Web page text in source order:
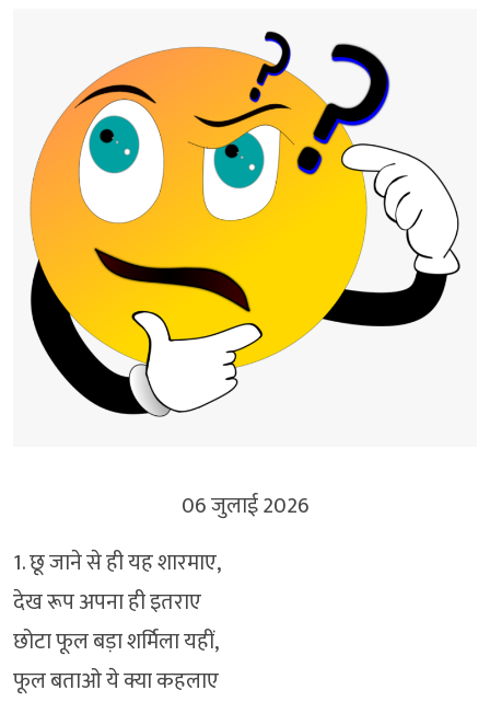
06 जुलाई 2026
1. छू जाने से ही यह शारमाए,
देख रूप अपना ही इतराए
छोटा फूल बड़ा शर्मिला यहीं,
फूल बताओ ये क्या कहलाए